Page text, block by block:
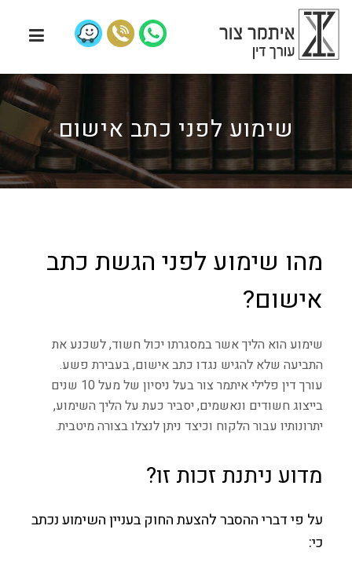
שימוע לפני כתב אישום
מהו שימוע לפני הגשת כתב
אישום?
שימוע הוא הליך אשר במסגרתו יכול חשוד, לשכנע את
התביעה שלא להגיש נגדו כתב אישום, בעבירת פשע.
עורך דין פלילי איתמר צור בעל ניסיון של מעל 10 שנים
בייצוג חשודים ונאשמים, יסביר כעת על הליך השימוע,
יתרונותיו עבור הלקוח וכיצד ניתן לנצלו בצורה מיטבית.
מדוע ניתנת זכות זו?
על פי דברי ההסבר להצעת החוק בעניין השימוע נכתב
כי: